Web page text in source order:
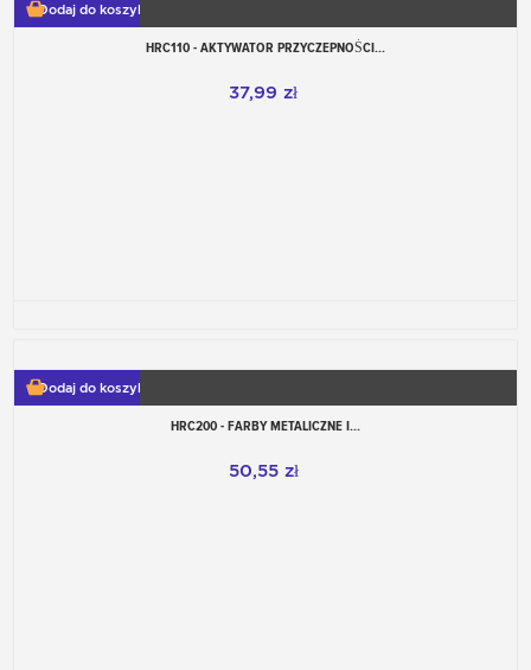
Dodaj do koszyka
HRC110 - AKTYWATOR PRZYCZEPNOŚCI...
37,99 zł
Dodaj do koszyka
HRC200 - FARBY METALICZNE I...
50,55 zł